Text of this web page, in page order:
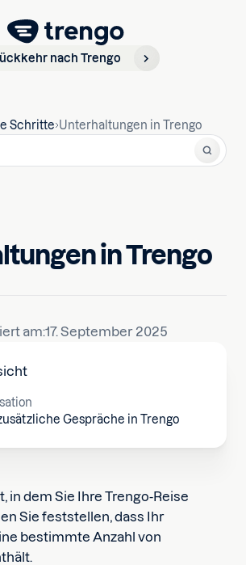
nach Trengo
Schritte Unterhaltungen in Trengo
in Trengo
Gespräche in Trengo
am:17. September 2025
in dem Sie Ihre Trengo-Reise
Sie feststellen, dass Ihr
bestimmte Anzahl von